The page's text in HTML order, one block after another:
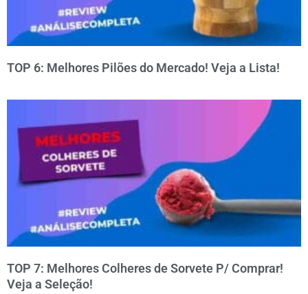
TOP 6: Melhores Pilões do Mercado! Veja a Lista!
TOP 7: Melhores Colheres de Sorvete P/ Comprar!
Veja a Seleção!